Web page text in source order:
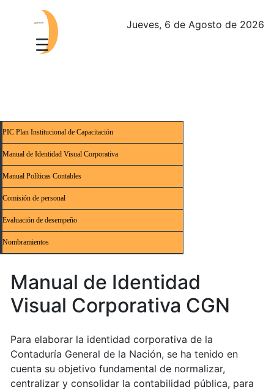
Jueves, 6 de Agosto de 2026
PIC Plan Institucional de Capacitación
Manual de Identidad Visual Corporativa
Manual Políticas Contables
Comisión de personal
Evaluación de desempeño
Nombramientos
Manual de Identidad
Visual Corporativa CGN
Para elaborar la identidad corporativa de la
Contaduría General de la Nación, se ha tenido en
cuenta su objetivo fundamental de normalizar,
centralizar y consolidar la contabilidad pública, para